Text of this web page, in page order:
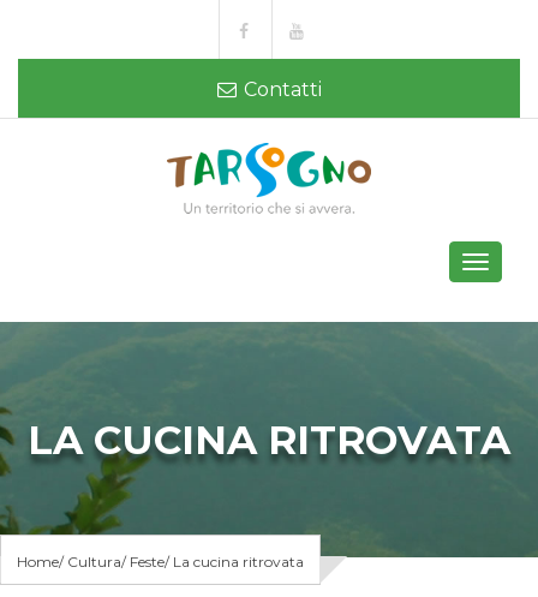
Contatti
Toggle
LA CUCINA RITROVATA
Home Cultura Feste La cucina ritrovata